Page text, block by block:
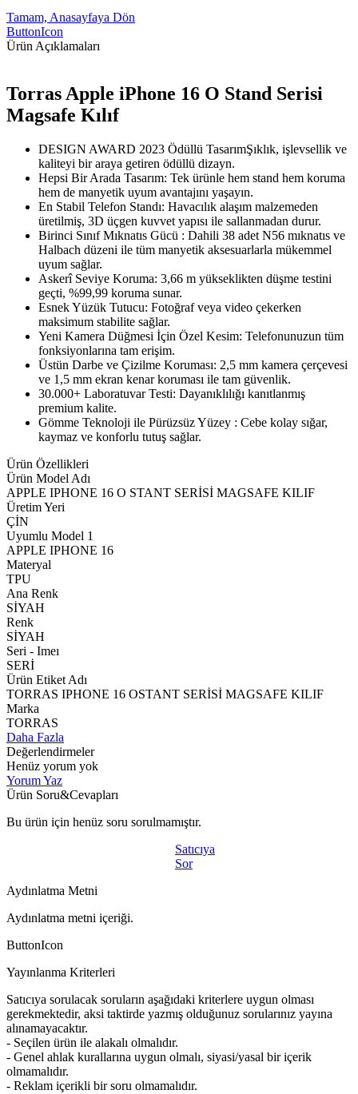
Tamam, Anasayfaya Dön
ButtonIcon
Ürün Açıklamaları
Torras Apple iPhone 16 O Stand Serisi
Magsafe Kılıf
DESIGN AWARD 2023 Ödüllü TasarımŞıklık, işlevsellik ve
kaliteyi bir araya getiren ödüllü dizayn.
Hepsi Bir Arada Tasarım: Tek ürünle hem stand hem koruma
hem de manyetik uyum avantajını yaşayın.
En Stabil Telefon Standı: Havacılık alaşım malzemeden
üretilmiş, 3D üçgen kuvvet yapısı ile sallanmadan durur.
Birinci Sınıf Mıknatıs Gücü : Dahili 38 adet N56 mıknatıs ve
Halbach düzeni ile tüm manyetik aksesuarlarla mükemmel
uyum sağlar.
Askerî Seviye Koruma: 3,66 m yükseklikten düşme testini
geçti, %99,99 koruma sunar.
Esnek Yüzük Tutucu: Fotoğraf veya video çekerken
maksimum stabilite sağlar.
Yeni Kamera Düğmesi İçin Özel Kesim: Telefonunuzun tüm
fonksiyonlarına tam erişim.
Üstün Darbe ve Çizilme Koruması: 2,5 mm kamera çerçevesi
ve 1,5 mm ekran kenar koruması ile tam güvenlik.
30.000+ Laboratuvar Testi: Dayanıklılığı kanıtlanmış
premium kalite.
Gömme Teknoloji ile Pürüzsüz Yüzey : Cebe kolay sığar,
kaymaz ve konforlu tutuş sağlar.
Ürün Özellikleri
Ürün Model Adı
APPLE IPHONE 16 O STANT SERİSİ MAGSAFE KILIF
Üretim Yeri
ÇİN
Uyumlu Model 1
APPLE IPHONE 16
Materyal
TPU
Ana Renk
SİYAH
Renk
SİYAH
Seri - Imeı
SERİ
Ürün Etiket Adı
TORRAS IPHONE 16 OSTANT SERİSİ MAGSAFE KILIF
Marka
TORRAS
Daha Fazla
Değerlendirmeler
Henüz yorum yok
Yorum Yaz
Ürün Soru&Cevapları
Bu ürün için henüz soru sorulmamıştır.
Satıcıya
Sor
Aydınlatma Metni
Aydınlatma metni içeriği.
ButtonIcon
Yayınlanma Kriterleri
Satıcıya sorulacak soruların aşağıdaki kriterlere uygun olması
gerekmektedir, aksi taktirde yazmış olduğunuz sorularınız yayına
alınamayacaktır.
- Seçilen ürün ile alakalı olmalıdır.
- Genel ahlak kurallarına uygun olmalı, siyasi/yasal bir içerik
olmamalıdır.
- Reklam içerikli bir soru olmamalıdır.